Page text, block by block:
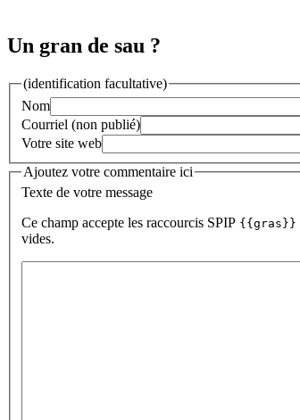
Un gran de sau ?
(identification facultative)
Nom
Courriel (non publié)
Votre site web
Ajoutez votre commentaire ici
Texte de votre message
Ce champ accepte les raccourcis SPIP {{gras}}
vides.